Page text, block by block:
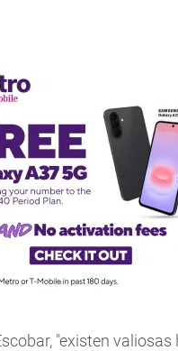
"existen valiosas